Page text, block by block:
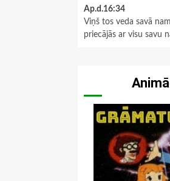
Ap.d.16:34
Viņš tos veda savā
priecājās ar visu savu